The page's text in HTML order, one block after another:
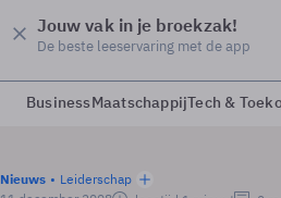
Jouw vak in je broekzak!
De beste leeservaring met de app
BusinessMaatschappijTech &
Nieuws
Leiderschap